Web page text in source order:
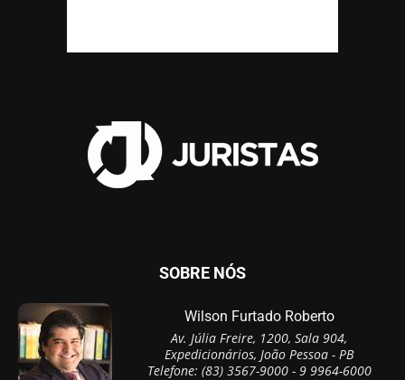
SOBRE NÓS
Wilson Furtado Roberto
Av. Júlia Freire, 1200, Sala 904,
Expedicionários, João Pessoa - PB
Telefone: (83) 3567-9000 - 9 9964-6000